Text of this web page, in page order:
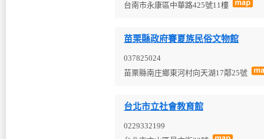
台南市永康區中華路425號11樓
苗栗縣政府賽夏族民俗文物館
037825024
苗栗縣南庄鄉東河村向天湖17鄰25號
台北市立社會教育館
0229332199